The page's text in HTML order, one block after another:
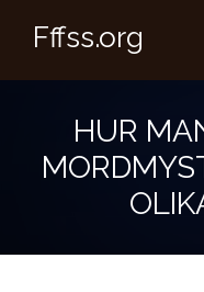
Fffss.org
HUR